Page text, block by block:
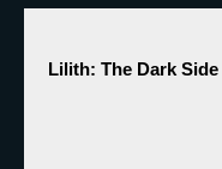
Lilith: The Dark